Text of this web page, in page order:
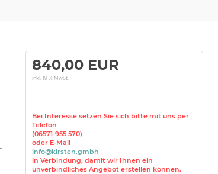
840,00 EUR
inkl. 19 % MwSt.
Bei Interesse setzen Sie sich bitte mit uns per
Telefon
(06571-955 570)
oder E-Mail
info@kirsten.gmbh
in Verbindung, damit wir Ihnen ein
unverbindliches Angebot erstellen können.